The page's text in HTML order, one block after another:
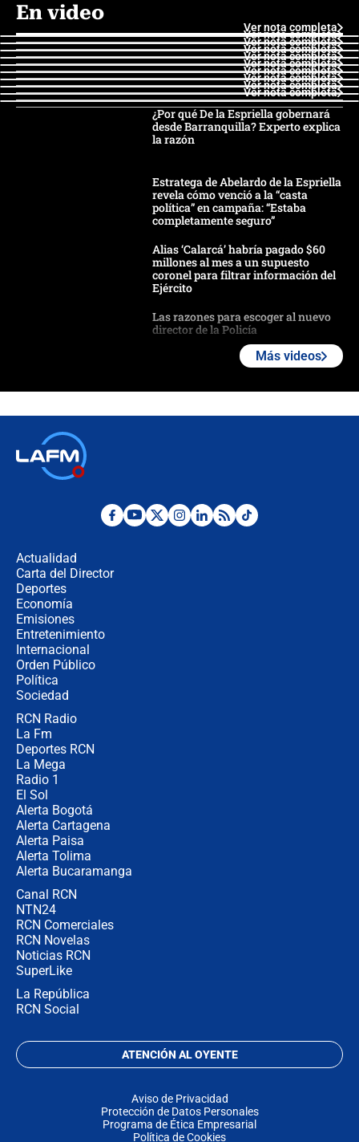
En video
Ver nota completa
Ver nota completa
Ver nota completa
Ver nota completa
Ver nota completa
Ver nota completa
Ver nota completa
Ver nota completa
Ver nota completa
Ver nota completa
¿Por qué De la Espriella gobernará
desde Barranquilla? Experto explica
la razón
Estratega de Abelardo de la Espriella
revela cómo venció a la “casta
política” en campaña: “Estaba
completamente seguro”
Alias ‘Calarcá’ habría pagado $60
millones al mes a un supuesto
coronel para filtrar información del
Ejército
Las razones para escoger al nuevo
director de la Policía
"No hubo fraude ni posibilidad de
Más videos
Actualidad
Carta del Director
Deportes
Economía
Emisiones
Entretenimiento
Internacional
Orden Público
Política
Sociedad
RCN Radio
La Fm
Deportes RCN
La Mega
Radio 1
El Sol
Alerta Bogotá
Alerta Cartagena
Alerta Paisa
Alerta Tolima
Alerta Bucaramanga
Canal RCN
NTN24
RCN Comerciales
RCN Novelas
Noticias RCN
SuperLike
La República
RCN Social
ATENCIÓN AL OYENTE
Aviso de Privacidad
Protección de Datos Personales
Programa de Ética Empresarial
Política de Cookies